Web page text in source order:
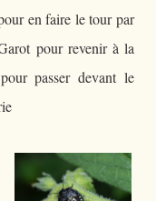
en faire le tour par
pour revenir à la
passer devant le